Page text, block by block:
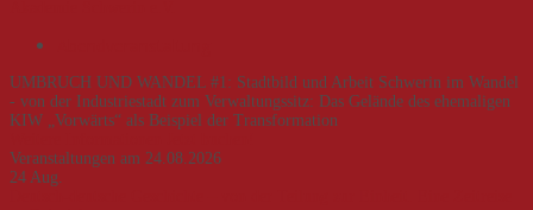
UMBRUCH UND WANDEL #1: Stadtbild und Arbeit Schwerin im Wandel
- von der Industriestadt zum Verwaltungssitz: Das Gelände des ehemaligen
KIW „Vorwärts“ als Beispiel der Transformation
Veranstaltungen am 24.08.2026
24 Aug.